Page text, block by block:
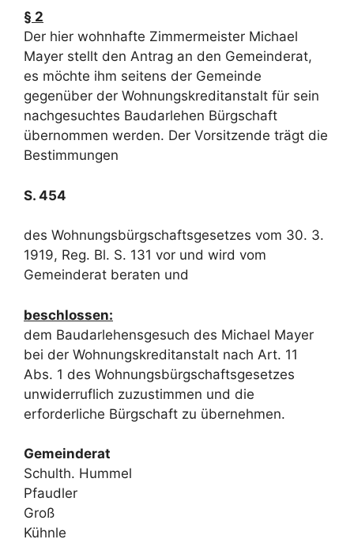
§ 2
Der hier wohnhafte Zimmermeister Michael
Mayer stellt den Antrag an den Gemeinderat,
es möchte ihm seitens der Gemeinde
gegenüber der Wohnungskreditanstalt für sein
nachgesuchtes Baudarlehen Bürgschaft
übernommen werden. Der Vorsitzende trägt die
Bestimmungen
S. 454
des Wohnungsbürgschaftsgesetzes vom 30. 3.
1919, Reg. Bl. S. 131 vor und wird vom
Gemeinderat beraten und
beschlossen:
dem Baudarlehensgesuch des Michael Mayer
bei der Wohnungskreditanstalt nach Art. 11
Abs. 1 des Wohnungsbürgschaftsgesetzes
unwiderruflich zuzustimmen und die
erforderliche Bürgschaft zu übernehmen.
Gemeinderat
Schulth. Hummel
Pfaudler
Groß
Kühnle